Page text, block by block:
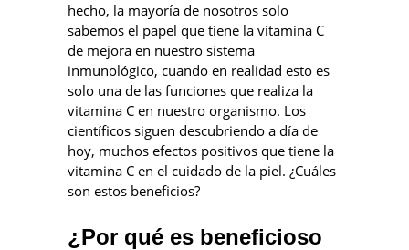
hecho, la mayoría de nosotros solo
sabemos el papel que tiene la vitamina C
de mejora en nuestro sistema
inmunológico, cuando en realidad esto es
solo una de las funciones que realiza la
vitamina C en nuestro organismo. Los
científicos siguen descubriendo a día de
hoy, muchos efectos positivos que tiene la
vitamina C en el cuidado de la piel. ¿Cuáles
son estos beneficios?
¿Por qué es beneficioso